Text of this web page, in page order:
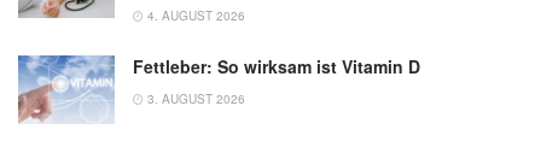
4. AUGUST 2026
Fettleber: So wirksam ist Vitamin D
3. AUGUST 2026